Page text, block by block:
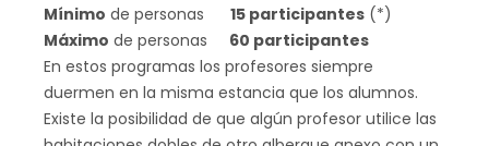
Mínimo de personas 15 participantes (*)
Máximo de personas 60 participantes
En estos programas los profesores siempre
duermen en la misma estancia que los alumnos.
Existe la posibilidad de que algún profesor utilice las